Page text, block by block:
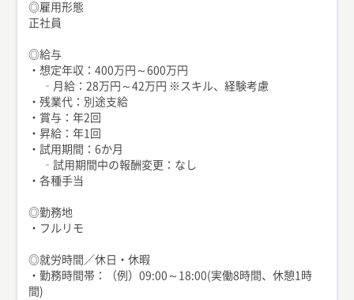
◎雇用形態
正社員
◎給与
・想定年収：400万円～600万円
‐月給：28万円～42万円 ※スキル、経験考慮
・残業代：別途支給
・賞与：年2回
・昇給：年1回
・試用期間：6か月
‐試用期間中の報酬変更：なし
・各種手当
◎勤務地
・フルリモ
◎就労時間／休日・休暇
・勤務時間帯：（例）09:00～18:00(実働8時間、休憩1時
間)